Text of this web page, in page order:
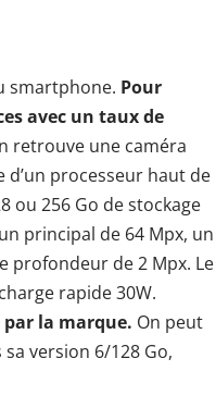
smartphone. Pour
avec un taux de
retrouve une caméra
d’un processeur haut de
ou 256 Go de stockage
principal de 64 Mpx, un
profondeur de 2 Mpx. Le
rapide 30W.
la marque. On peut
version 6/128 Go,